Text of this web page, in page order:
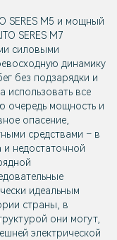
SERES M5 и мощный
SERES M7
силовыми
динамику
без подзарядки и
использовать все
очередь мощность и
опасение,
средствами – в
недостаточной
идеальным
страны, в
они могут,
электрической